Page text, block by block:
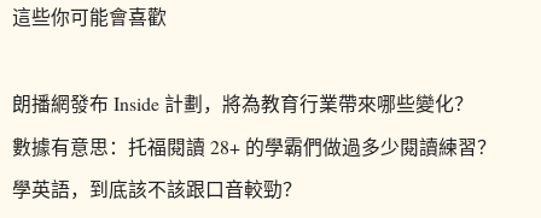
這些你可能會喜歡
朗播網發布 Inside 計劃，將為教育行業帶來哪些變化？
數據有意思：托福閱讀 28+ 的學霸們做過多少閱讀練習？
學英語，到底該不該跟口音較勁？